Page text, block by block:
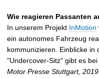
Wie reagieren Passanten
In unserem Projekt InMotion
ein autonomes Fahrzeug
kommunizieren. Einblicke in
"Undercover-Sitz" gibt es bei
Motor Presse Stuttgart, 2019